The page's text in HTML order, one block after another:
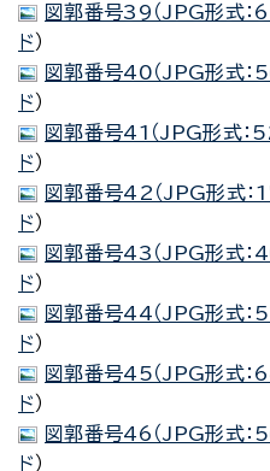
図郭番号39（JPG形式
ド）
図郭番号40（JPG形式
ド）
図郭番号41（JPG形式
ド）
図郭番号42（JPG形式
ド）
図郭番号43（JPG形式
ド）
図郭番号44（JPG形式
ド）
図郭番号45（JPG形式
ド）
図郭番号46（JPG形式
ド）